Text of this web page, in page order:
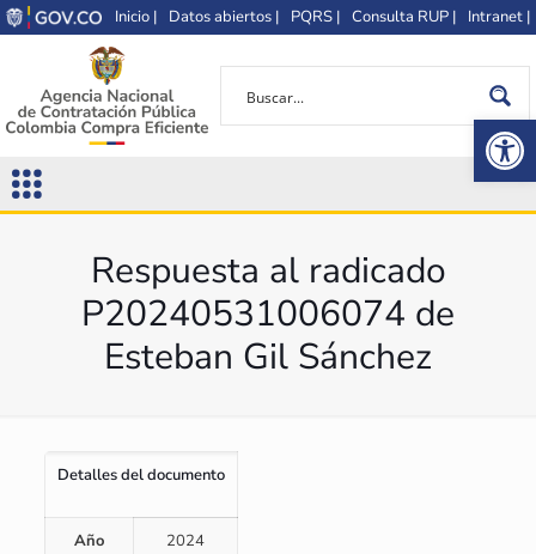
Inicio | Datos abiertos | PQRS | Consulta RUP | Intranet |
Respuesta al radicado
P20240531006074 de
Esteban Gil Sánchez
Detalles del documento
Año 2024